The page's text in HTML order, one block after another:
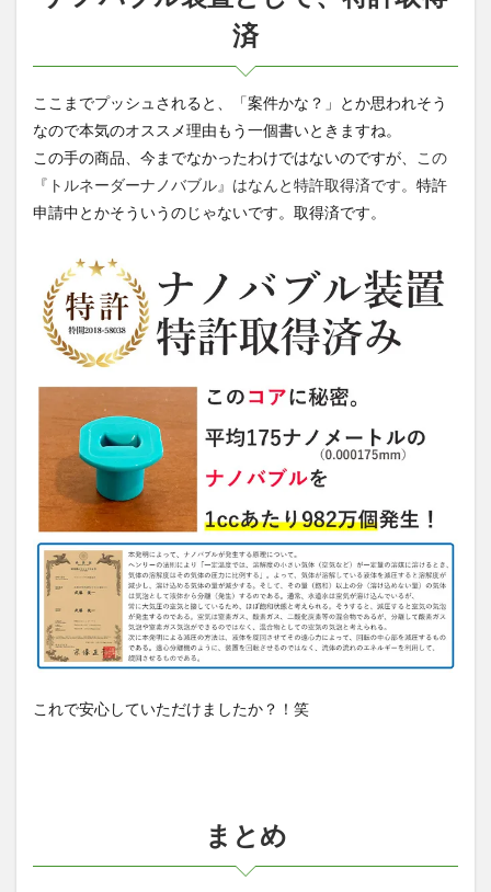
済
ここまでプッシュされると、「案件かな？」とか思われそう
なので本気のオススメ理由もう一個書いときますね。
この手の商品、今までなかったわけではないのですが、
この
『トルネーダーナノバブル』はなんと特許取得済です。 特許
申請中とかそういうのじゃないです。取得済です。
これで安心していただけましたか？！笑
まとめ